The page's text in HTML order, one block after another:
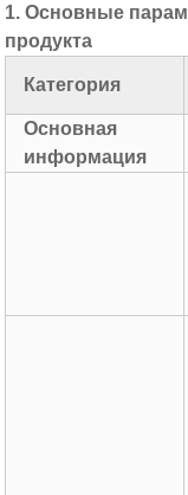
1. Основные
продукта
Категория
Основная
информация